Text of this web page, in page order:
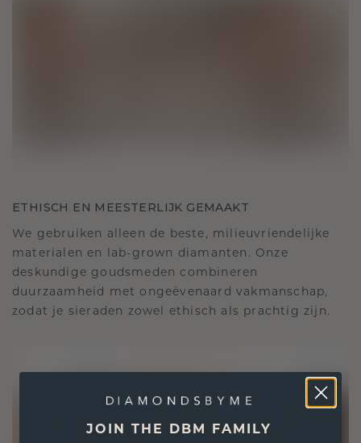
ETHISCH EN MEESTERLIJK GEMAAKT
We gebruiken alleen de beste, milieuvriendelijke
materialen en lab-grown diamanten. Onze
deskundige goudsmeden combineren
duurzaamheid met ongeëvenaard vakmanschap,
zodat je sieraden zowel ethisch als prachtig zijn.
JOIN THE DBM FAMILY